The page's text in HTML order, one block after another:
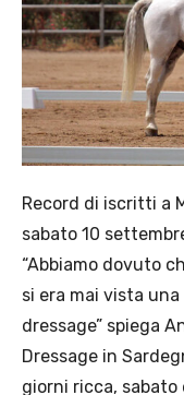
Record di iscritti a
sabato 10
“Abbiamo dovuto
si era mai vista
dressage” spiega
Dressage in
giorni ricca, sabato